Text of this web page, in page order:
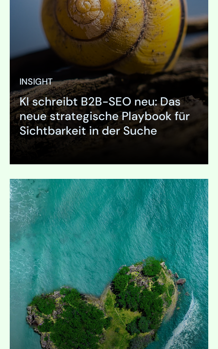
INSIGHT
KI schreibt B2B-SEO neu: Das
neue strategische Playbook für
Sichtbarkeit in der Suche
Ausklappen